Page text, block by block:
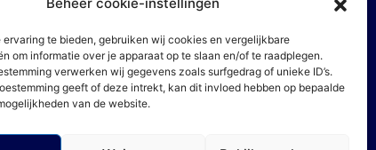
ervaring te bieden, gebruiken wij cookies en vergelijkbare
om informatie over je apparaat op te slaan en/of te raadplegen.
verwerken wij gegevens zoals surfgedrag of unieke ID’s.
geeft of deze intrekt, kan dit invloed hebben op bepaalde
van de website.